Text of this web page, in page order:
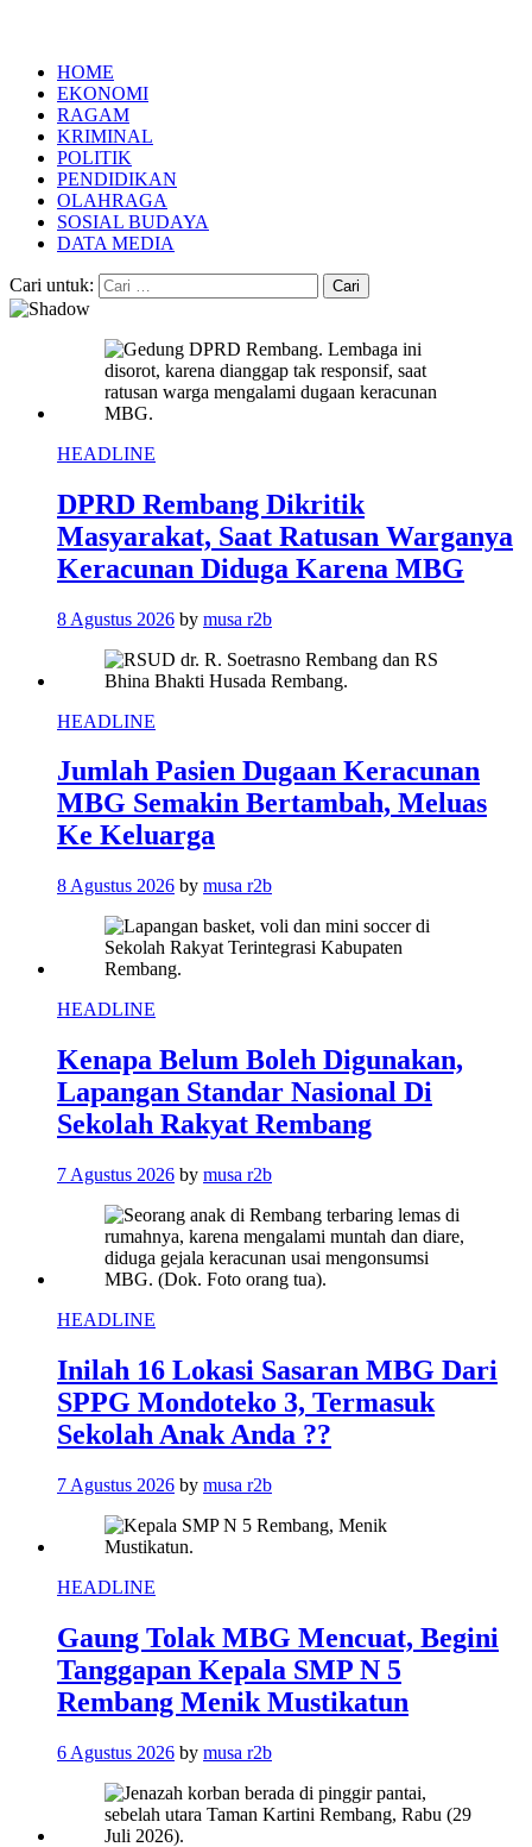
HOME
EKONOMI
RAGAM
KRIMINAL
POLITIK
PENDIDIKAN
OLAHRAGA
SOSIAL BUDAYA
DATA MEDIA
Cari untuk:
HEADLINE
DPRD Rembang Dikritik
Masyarakat, Saat Ratusan Warganya
Keracunan Diduga Karena MBG
8 Agustus 2026 by musa r2b
HEADLINE
Jumlah Pasien Dugaan Keracunan
MBG Semakin Bertambah, Meluas
Ke Keluarga
8 Agustus 2026 by musa r2b
HEADLINE
Kenapa Belum Boleh Digunakan,
Lapangan Standar Nasional Di
Sekolah Rakyat Rembang
7 Agustus 2026 by musa r2b
HEADLINE
Inilah 16 Lokasi Sasaran MBG Dari
SPPG Mondoteko 3, Termasuk
Sekolah Anak Anda ??
7 Agustus 2026 by musa r2b
HEADLINE
Gaung Tolak MBG Mencuat, Begini
Tanggapan Kepala SMP N 5
Rembang Menik Mustikatun
6 Agustus 2026 by musa r2b